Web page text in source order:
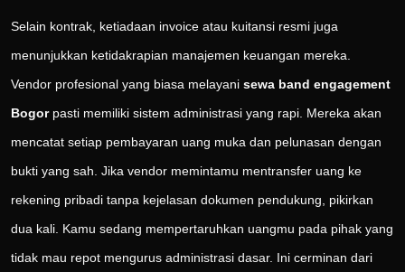
Selain kontrak, ketiadaan invoice atau kuitansi resmi juga
menunjukkan ketidakrapian manajemen keuangan mereka.
Vendor profesional yang biasa melayani sewa band engagement
Bogorpasti memiliki sistem administrasi yang rapi. Mereka akan
mencatat setiap pembayaran uang muka dan pelunasan dengan
bukti yang sah. Jika vendor memintamu mentransfer uang ke
rekening pribadi tanpa kejelasan dokumen pendukung, pikirkan
dua kali. Kamu sedang mempertaruhkan uangmu pada pihak yang
tidak mau repot mengurus administrasi dasar. Ini cerminan dari